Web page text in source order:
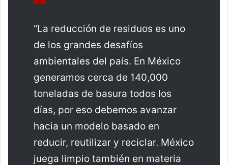
“La reducción de residuos es uno
de los grandes desafíos
ambientales del país. En México
generamos cerca de 140,000
toneladas de basura todos los
días, por eso debemos avanzar
hacia un modelo basado en
reducir, reutilizar y reciclar. México
juega limpio también en materia